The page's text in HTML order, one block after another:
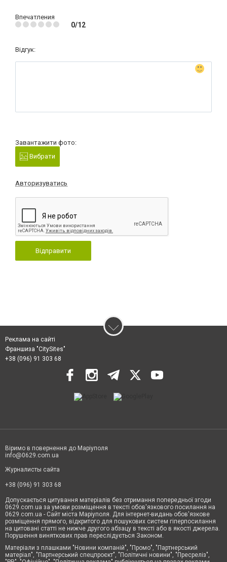
Впечатления
0/12
Відгук:
Завантажити фото:
Вибрати
Авторизуватись
Відправити
Реклама на сайті
Франшиза "CitySites"
+38 (096) 91 303 68
Віримо в повернення до Маріуполя
info@0629.com.ua
Журналисты сайта
+38 (096) 91 303 68
Допускається цитування матеріалів без отримання попередньої згоди
0629.com.ua за умови розміщення в тексті обов'язкового посилання на
0629.com.ua - Сайт міста Маріуполя. Для інтернет-видань обов'язкове
розміщення прямого, відкритого для пошукових систем гіперпосилання
на цитовані статті не нижче другого абзацу в тексті або в якості джерела.
Порушення виняткових прав переслідується Законом.
Матеріали з плашками "Новини компаній", "Промо", "Партнерський
матеріал", "Партнерський спецпроєкт", "Політичні новини", "Пресреліз",